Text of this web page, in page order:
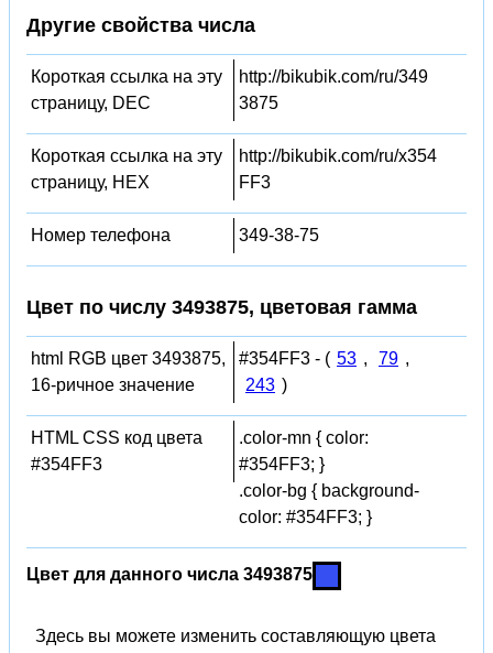
Другие свойства числа
Короткая ссылка на эту
страницу, DEC
http://bikubik.com/ru/349
3875
Короткая ссылка на эту
страницу, HEX
http://bikubik.com/ru/x354
FF3
Номер телефона 349-38-75
Цвет по числу 3493875, цветовая гамма
html RGB цвет 3493875,
16-ричное значение
#354FF3 - ( 53 , 79 ,
243 )
HTML CSS код цвета
#354FF3
.color-mn { color:
#354FF3; }
.color-bg { background-
color: #354FF3; }
Цвет для данного числа 3493875
Здесь вы можете изменить составляющую цвета